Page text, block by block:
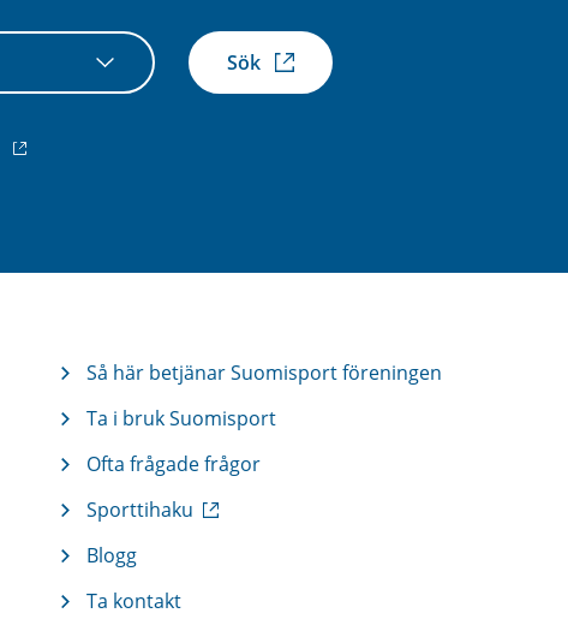
Sök
(extern
Så här betjänar Suomisport föreningen
Ta i bruk Suomisport
Ofta frågade frågor
Sporttihaku
Blogg
Ta kontakt